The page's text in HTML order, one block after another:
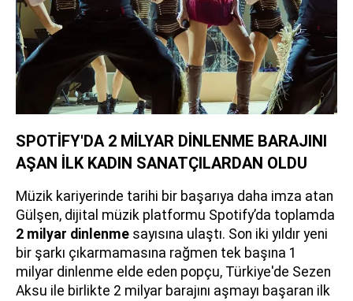
SPOTİFY'DA 2 MİLYAR DİNLENME BARAJINI
AŞAN İLK KADIN SANATÇILARDAN OLDU
Müzik kariyerinde tarihi bir başarıya daha imza atan
Gülşen, dijital müzik platformu Spotify’da toplamda
2 milyar dinlenme sayısına ulaştı. Son iki yıldır yeni
bir şarkı çıkarmamasına rağmen tek başına 1
milyar dinlenme elde eden popçu, Türkiye'de Sezen
Aksu ile birlikte 2 milyar barajını aşmayı başaran ilk